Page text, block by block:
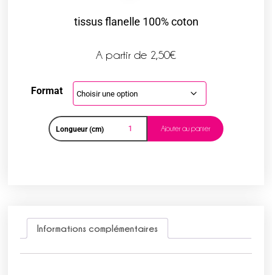
tissus flanelle 100% coton
A partir de 2,50€
Format
Longueur (cm) Ajouter au panier
Informations complémentaires